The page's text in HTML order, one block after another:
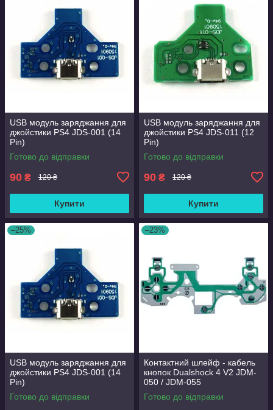
USB модуль заряджання для
джойстики PS4 JDS-001 (14
Pin)
Готово до відправки
90 ₴ 120 ₴
Купити
USB модуль заряджання для
джойстики PS4 JDS-011 (12
Pin)
Готово до відправки
90 ₴ 120 ₴
Купити
–25%
USB модуль заряджання для
джойстики PS4 JDS-001 (14
Pin)
Готово до відправки
–23%
Контактний шлейф - кабель
кнопок Dualshock 4 V2 JDM-
050 / JDM-055
Готово до відправки